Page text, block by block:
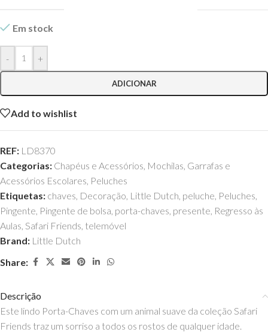
Em stock
- +
ADICIONAR
Add to wishlist
REF: LD8370
Categorias: Chapéus e Acessórios, Mochilas, Garrafas e
Acessórios Escolares, Peluches
Etiquetas: chaves, Decoração, Little Dutch, peluche, Peluches,
Pingente, Pingente de bolsa, porta-chaves, presente, Regresso às
Aulas, Safari Friends, telemóvel
Brand: Little Dutch
Share:
Descrição
Este lindo Porta-Chaves com um animal suave da coleção Safari
Friends traz um sorriso a todos os rostos de qualquer idade.